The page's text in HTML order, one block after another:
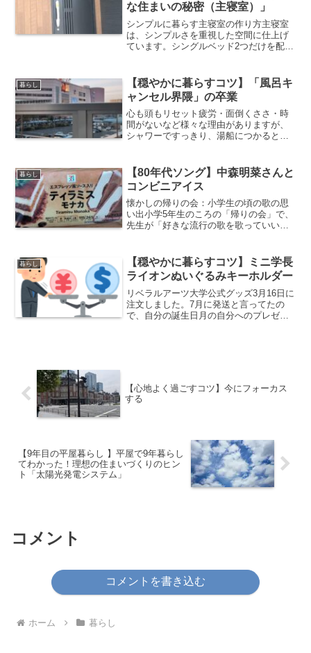
な住まいの秘密（主寝室）」
シンプルに暮らす主寝室の作り方主寝室
は、シンプルさを重視した空間に仕上げ
ています。シングルベッド2つだけを配置
た。また、季節物の家電や衣類を収納で
きるウォークインクローゼ...
暮らし
【穏やかに暮らすコツ】「風呂キ
ャンセル界隈」の卒業
心も頭もリセット疲労・面倒くささ・時
間がないなど様々な理由がありますが、
シャワーですっきり、湯船につかると血
よう♫気持ちが楽に♪体も楽に♬湯船につ
かると、不思議なほど頭...
暮らし
【80年代ソング】中森明菜さんと
コンビニアイス
懐かしの帰りの会：小学生の頃の歌の思
い出小学5年生のころの「帰りの会」で、
先生が「好きな流行の歌を歌っていい
で選んだのが、中森明菜さんの「1/2の神
話」でした。一緒に歌...
暮らし
【穏やかに暮らすコツ】ミニ学長
ライオンぬいぐるみキーホルダー
リベラルアーツ大学公式グッズ3月16日に
注文しました。7月に発送と言ってたの
で、自分の誕生日月の自分へのプレゼン
【心地よく過ごすコツ】今にフォーカス
する
【9年目の平屋暮らし 】平屋で9年暮らし
てわかった！理想の住まいづくりのヒン
ト「太陽光発電システム」
コメント
コメントを書き込む
ホーム 暮らし